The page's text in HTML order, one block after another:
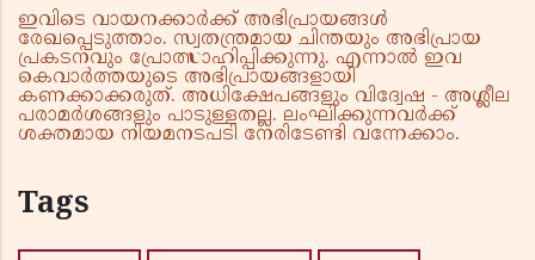
ഇവിടെ വായനക്കാർക്ക് അഭിപ്രായങ്ങൾ
രേഖപ്പെടുത്താം. സ്വതന്ത്രമായ ചിന്തയും അഭിപ്രായ
പ്രകടനവും പ്രോത്സാഹിപ്പിക്കുന്നു. എന്നാൽ ഇവ
കെവാർത്തയുടെ അഭിപ്രായങ്ങളായി
കണക്കാക്കരുത്. അധിക്ഷേപങ്ങളും വിദ്വേഷ - അശ്ലീല
പരാമർശങ്ങളും പാടുള്ളതല്ല. ലംഘിക്കുന്നവർക്ക്
ശക്തമായ നിയമനടപടി നേരിടേണ്ടി വന്നേക്കാം.
Tags